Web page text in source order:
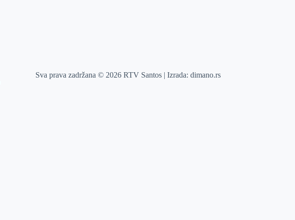
Sva prava zadržana © 2026 RTV Santos | Izrada:dimano.rs